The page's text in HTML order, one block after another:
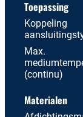
Toepassing
Koppeling
Max.
(continu)
Materialen